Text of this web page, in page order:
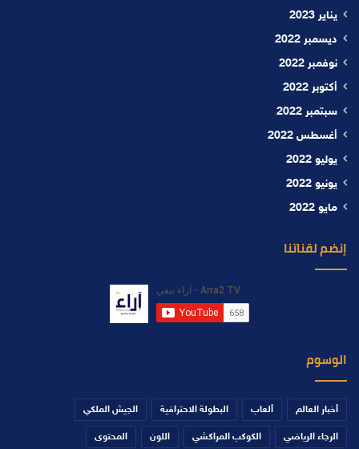
يناير 2023
ديسمبر 2022
نوفمبر 2022
أكتوبر 2022
سبتمبر 2022
أغسطس 2022
يوليو 2022
يونيو 2022
مايو 2022
إنضم لقناتنا
الوسوم
أخبار العالم ألعاب البطولة الاحترافية الجيش الملكي
الرجاء الرياضي الكوكب المراكشي اللون المحتوى